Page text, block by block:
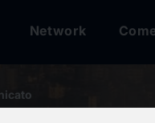
Network